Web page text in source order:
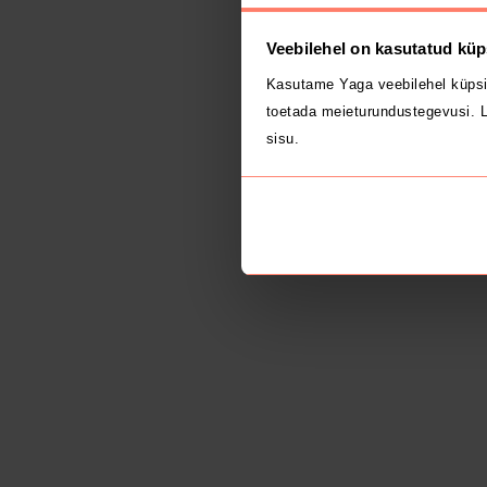
Veebilehel on kasutatud
Kasutame Yaga veebilehel
toetada meieturundustegevusi.
sisu.